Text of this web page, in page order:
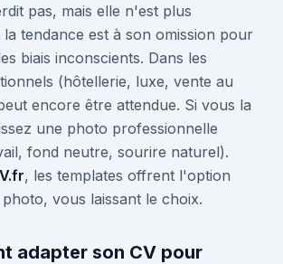
pas, mais elle n'est plus
tendance est à son omission pour
biais inconscients. Dans les
(hôtellerie, luxe, vente au
encore être attendue. Si vous la
une photo professionnelle
fond neutre, sourire naturel).
, les templates offrent l'option
vous laissant le choix.
adapter son CV pour